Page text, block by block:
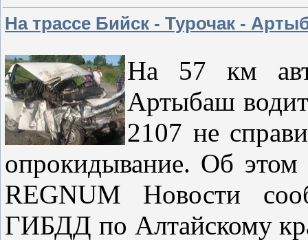
На трассе Бийск - Турочак -
На 57 км
Артыбаш
2107 не
опрокидывание. Об
REGNUM Новости
ГИБДД по Алтайскому